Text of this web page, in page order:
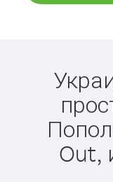
Out,